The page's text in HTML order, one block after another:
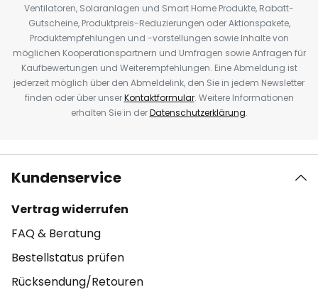
Ventilatoren, Solaranlagen und Smart Home Produkte, Rabatt-
Gutscheine, Produktpreis-Reduzierungen oder Aktionspakete,
Produktempfehlungen und -vorstellungen sowie Inhalte von
möglichen Kooperationspartnern und Umfragen sowie Anfragen für
Kaufbewertungen und Weiterempfehlungen. Eine Abmeldung ist
jederzeit möglich über den Abmeldelink, den Sie in jedem Newsletter
finden oder über unserKontaktformular. Weitere Informationen
erhalten Sie in derDatenschutzerklärung.
Kundenservice
Vertrag widerrufen
FAQ & Beratung
Bestellstatus prüfen
Rücksendung/Retouren